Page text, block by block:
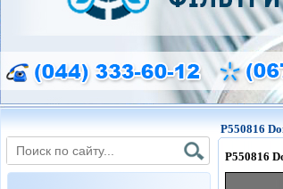
P550816
P550816